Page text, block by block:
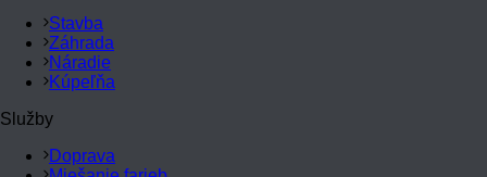
Stavba
Záhrada
Náradie
Kúpeľňa
Služby
Doprava